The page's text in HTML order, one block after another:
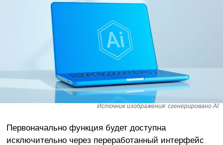
Источник изображения: сгенерировано AI
Первоначально функция будет доступна
исключительно через переработанный интерфейс